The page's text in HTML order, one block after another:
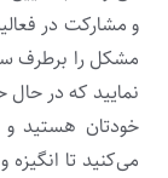
و مشارکت در
مشکل را برطرف
نمایید که در
خودتان هستید
می‌کنید تا